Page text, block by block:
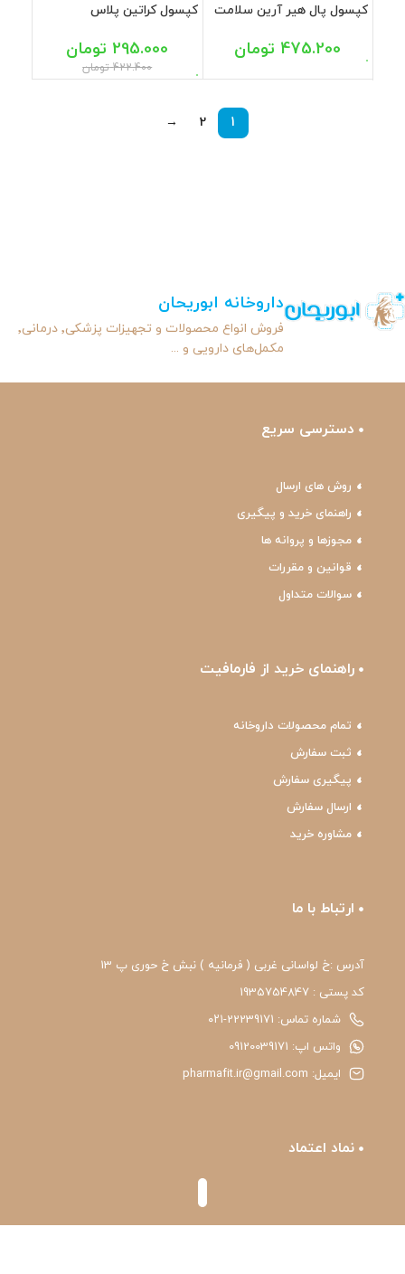
کپسول پال هیر آرین سلامت
475.200 تومان
کپسول کراتین پلاس
422.400 تومان
295.000 تومان
1
2
→
داروخانه ابوریحان
فروش انواع محصولات و تجهیزات پزشکی٬ درمانی٬
مکمل‌های دارویی و ...
دسترسی سریع
روش های ارسال
راهنمای خرید و پیگیری
مجوزها و پروانه ها
قوانین و مقررات
سوالات متداول
راهنمای خرید از فارمافیت
تمام محصولات داروخانه
ثبت سفارش
پیگیری سفارش
ارسال سفارش
مشاوره خرید
ارتباط با ما
آدرس :خ لواسانی غربی ( فرمانیه ) نبش خ حوری پ 13
کد پستی : 1935754847
شماره تماس: 22239171-۰۲۱
واتس اپ: 09120039171
ایمیل: pharmafit.ir@gmail.com
نماد اعتماد